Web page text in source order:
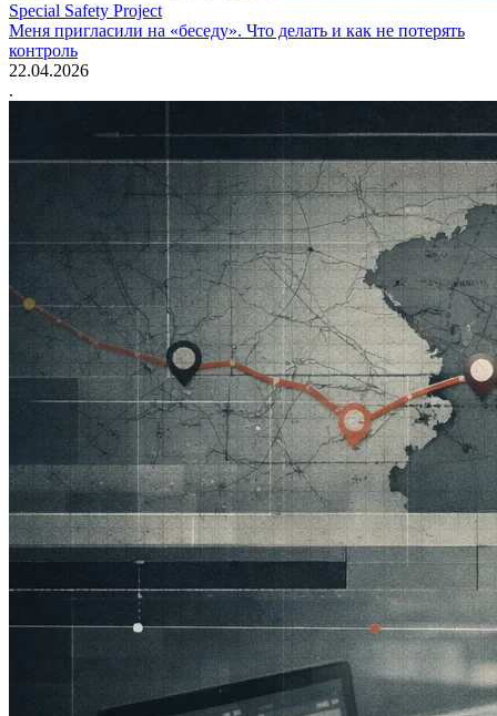
Special Safety Project
Меня пригласили на «беседу». Что делать и как не потерять
контроль
22.04.2026
.